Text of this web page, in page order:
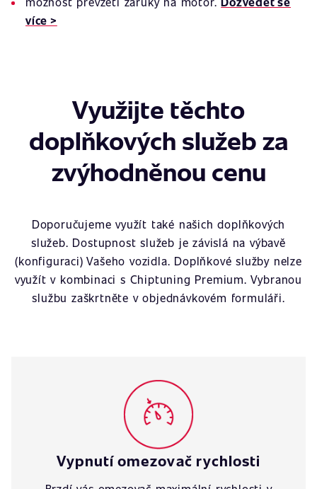
více >
Využijte těchto
doplňkových služeb za
zvýhodněnou cenu
Doporučujeme využít také našich doplňkových
služeb. Dostupnost služeb je závislá na výbavě
(konfiguraci) Vašeho vozidla. Doplňkové služby nelze
využít v kombinaci s Chiptuning Premium. Vybranou
službu zaškrtněte v objednávkovém formuláři.
Vypnutí omezovač rychlosti